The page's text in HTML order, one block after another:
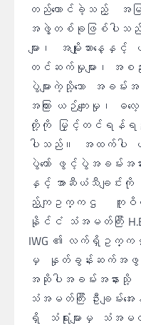
တည်ထောင်ခဲ့သည့် အ
အဖွဲ့တစ်ခုဖြစ်ပါသည်
များ၊ အမျိုးသားနေ့နှင့် ယ
တင်ဆက်မှုများ၊ အစည်း
ပွဲများကဲ့သို့သော အခမ်း
အကြား ယဉ်ကျေးမှု၊ ဓ
တို့ကို မြှင့်တင်ရန်ရည်
ပါသည်။ အထက်ပါ ယ
ပွဲတော် ဖွင့်ပွဲအခမ်းအ
နှင့် အာဆီယံသီချင်းကို
ည့်ကျဥက္ကဌ ကူ
နိုင်ငံ သံအမတ်ကြီး
IWG ၏ လက်ရှိဥက္ကဋ္ဌ
မှ နှုတ်ခွန်းဆက်အဖွင့်စကာ
အဆိုပါအခမ်းအနာ
သံအမတ်ကြီး ဦးချမ်
ရှိ သံရုံးများမှ သံအမတ်